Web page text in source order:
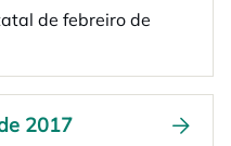
de febreiro de
2017